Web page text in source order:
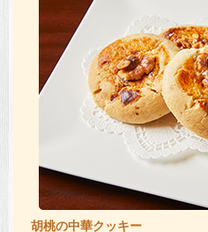
胡桃の中華クッキー